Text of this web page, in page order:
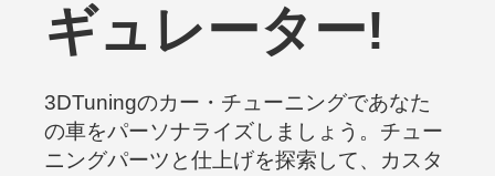
ギュレーター!
3DTuningのカー・チューニングであなた
の車をパーソナライズしましょう。チュー
ニングパーツと仕上げを探索して、カスタ